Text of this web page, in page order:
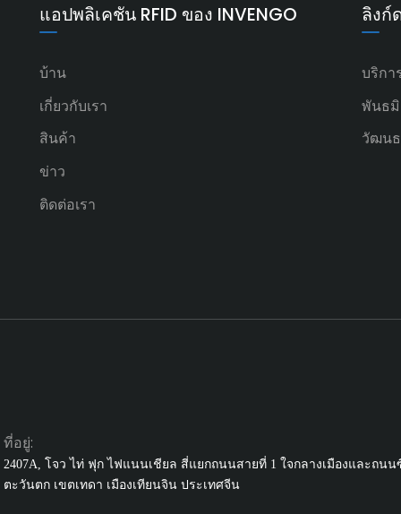
แอปพลิเคชัน RFID ของ INVENGO
บ้าน
เกี่ยวกับเรา
สินค้า
ข่าว
ติดต่อเรา
ลิงก์
บริกา
พันธ
วัฒน
ที่อยู่:
2407A, โจว ไท่ ฟุก ไฟแนนเชียล สี่แยกถนนสายที่ 1 ใจกลางเมืองและถนน
ตะวันตก เขตเทดา เมืองเทียนจิน ประเทศจีน